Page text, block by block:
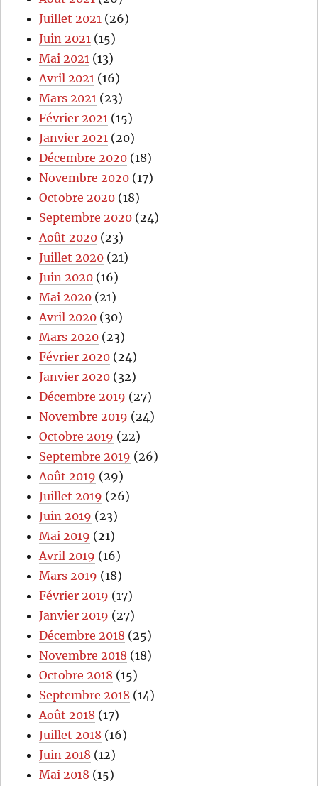
Juillet 2021 (26)
Juin 2021 (15)
Mai 2021 (13)
Avril 2021 (16)
Mars 2021 (23)
Février 2021 (15)
Janvier 2021 (20)
Décembre 2020 (18)
Novembre 2020 (17)
Octobre 2020 (18)
Septembre 2020 (24)
Août 2020 (23)
Juillet 2020 (21)
Juin 2020 (16)
Mai 2020 (21)
Avril 2020 (30)
Mars 2020 (23)
Février 2020 (24)
Janvier 2020 (32)
Décembre 2019 (27)
Novembre 2019 (24)
Octobre 2019 (22)
Septembre 2019 (26)
Août 2019 (29)
Juillet 2019 (26)
Juin 2019 (23)
Mai 2019 (21)
Avril 2019 (16)
Mars 2019 (18)
Février 2019 (17)
Janvier 2019 (27)
Décembre 2018 (25)
Novembre 2018 (18)
Octobre 2018 (15)
Septembre 2018 (14)
Août 2018 (17)
Juillet 2018 (16)
Juin 2018 (12)
Mai 2018 (15)